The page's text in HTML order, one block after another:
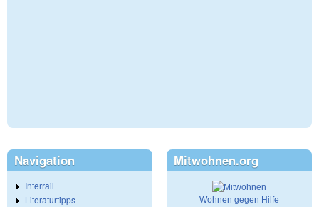
Navigation
Interrail
Literaturtipps
Mitwohnen.org
Wohnen gegen Hilfe